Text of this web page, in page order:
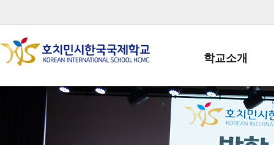
학교소개
학교장인사말
학생회장인사말
학교상징